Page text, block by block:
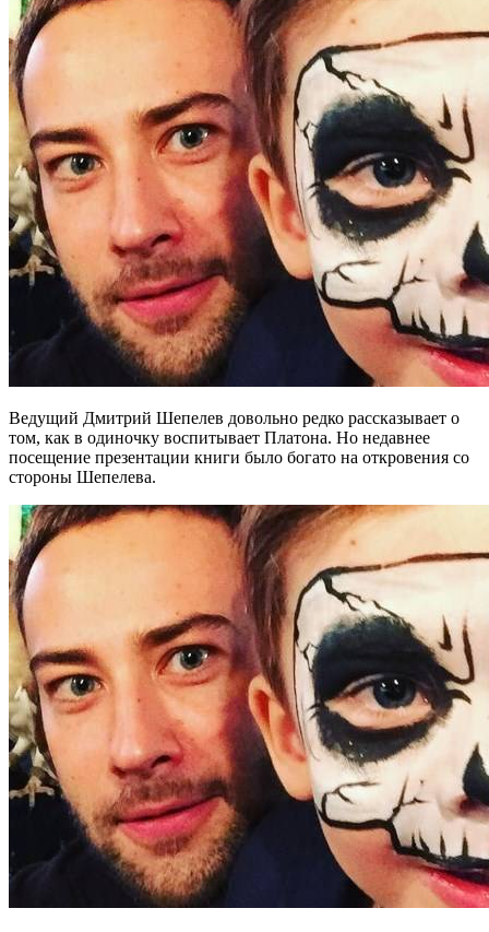
Ведущий Дмитрий Шепелев довольно редко рассказывает о
том, как в одиночку воспитывает Платона. Но недавнее
посещение презентации книги было богато на откровения со
стороны Шепелева.